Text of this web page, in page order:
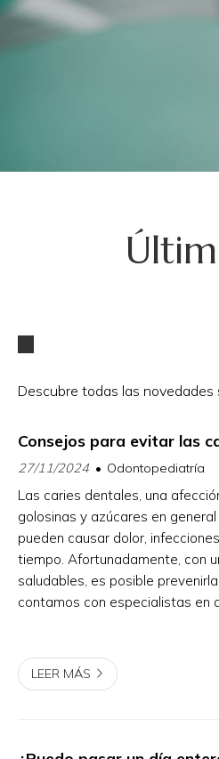
Descubre todas las
Consejos para evitar las
27/11/2024 Odontopediatría
Las caries dentales, una
golosinas y azúcares en
pueden causar dolor,
tiempo. Afortunadamente, con
saludables, es posible
contamos con especialistas en
LEER MÁS